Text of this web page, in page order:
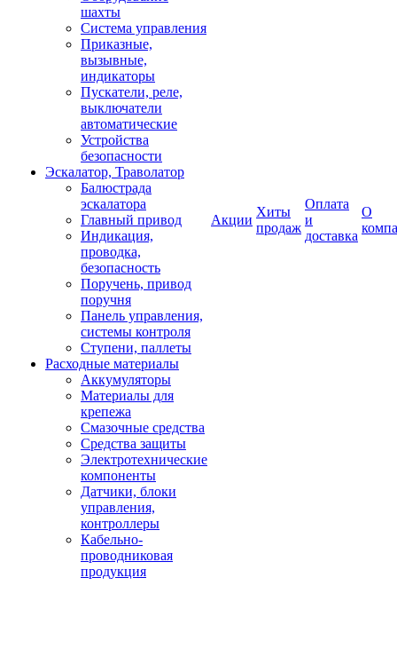
шахты
Система управления
Приказные,
вызывные,
индикаторы
Пускатели, реле,
выключатели
автоматические
Устройства
безопасности
Эскалатор, Траволатор
Балюстрада
эскалатора
Главный привод
Индикация,
проводка,
безопасность
Поручень, привод
поручня
Панель управления,
системы контроля
Ступени, паллеты
Расходные материалы
Аккумуляторы
Материалы для
крепежа
Смазочные средства
Средства защиты
Электротехнические
компоненты
Датчики, блоки
управления,
контроллеры
Кабельно-
проводниковая
продукция
Акции
Хиты
продаж
Оплата
и
доставка
О